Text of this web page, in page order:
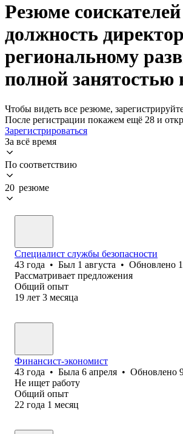
Резюме
должность
региональному
полной занятостью
Чтобы видеть все резюме,
После регистрации покажем ещё 28 и
Зарегистрироваться
За всё время
По соответствию
20 резюме
Специалист службы безопасности
43 года • Был 1 августа • Обновлено
Рассматривает предложения
Общий опыт
19 лет 3 месяца
Финансист-экономист
43 года • Была 6 апреля • Обновлено
Не ищет работу
Общий опыт
22 года 1 месяц